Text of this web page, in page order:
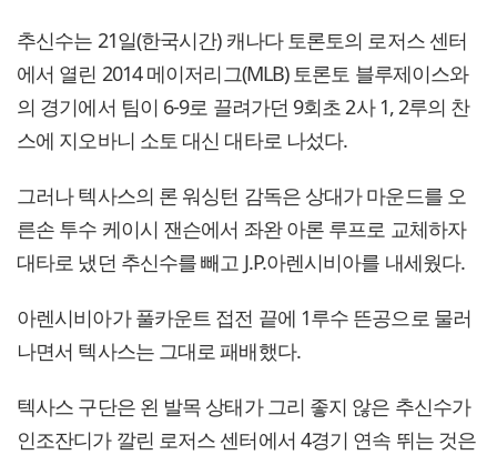
추신수는 21일(한국시간) 캐나다 토론토의 로저스 센터
에서 열린 2014 메이저리그(MLB) 토론토 블루제이스와
의 경기에서 팀이 6-9로 끌려가던 9회초 2사 1, 2루의 찬
스에 지오바니 소토 대신 대타로 나섰다.
그러나 텍사스의 론 워싱턴 감독은 상대가 마운드를 오
른손 투수 케이시 잰슨에서 좌완 아론 루프로 교체하자
대타로 냈던 추신수를 빼고 J.P.아렌시비아를 내세웠다.
아렌시비아가 풀카운트 접전 끝에 1루수 뜬공으로 물러
나면서 텍사스는 그대로 패배했다.
텍사스 구단은 왼 발목 상태가 그리 좋지 않은 추신수가
인조잔디가 깔린 로저스 센터에서 4경기 연속 뛰는 것은